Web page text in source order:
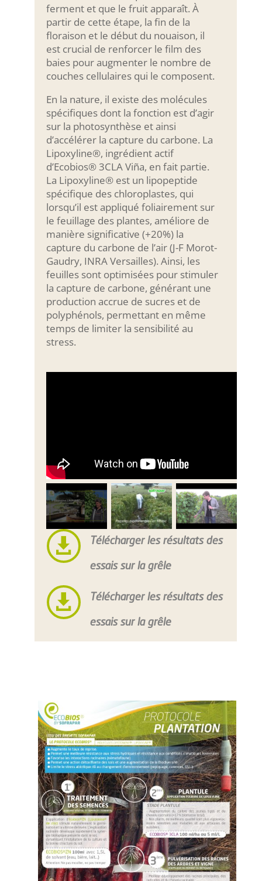
ferment et que le fruit apparaît. À
partir de cette étape, la fin de la
floraison et le début du nouaison, il
est crucial de renforcer le film des
baies pour augmenter le nombre de
couches cellulaires qui le composent.
En la nature, il existe des molécules
spécifiques dont la fonction est d’agir
sur la photosynthèse et ainsi
d’accélérer la capture du carbone. La
Lipoxyline®, ingrédient actif
d’Ecobios® 3CLA Viña, en fait partie.
La Lipoxyline® est un lipopeptide
spécifique des chloroplastes, qui
lorsqu’il est appliqué foliairement sur
le feuillage des plantes, améliore de
manière significative (+20%) la
capture du carbone de l’air (J-F Morot-
Gaudry, INRA Versailles). Ainsi, les
feuilles sont optimisées pour stimuler
la capture de carbone, générant une
production accrue de sucres et de
polyphénols, permettant en même
temps de limiter la sensibilité au
stress.
 Télécharger les résultats des
essais sur la grêle
 Télécharger les résultats des
essais sur la grêle